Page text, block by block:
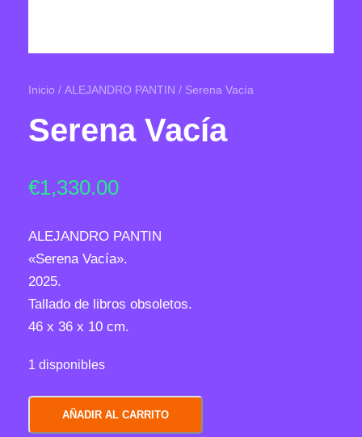
Inicio / ALEJANDRO PANTIN / Serena Vacía
Serena Vacía
€1,330.00
ALEJANDRO PANTIN
«Serena Vacía».
2025.
Tallado de libros obsoletos.
46 x 36 x 10 cm.
1 disponibles
e
AÑADIR AL CARRITO